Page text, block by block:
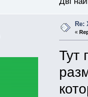
Re:
«
Тут